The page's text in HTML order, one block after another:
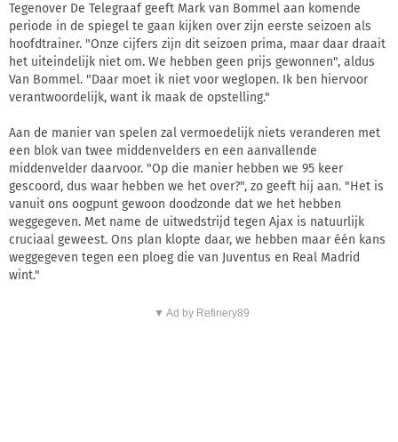
Tegenover De Telegraaf geeft Mark van Bommel aan komende
periode in de spiegel te gaan kijken over zijn eerste seizoen als
hoofdtrainer. "Onze cijfers zijn dit seizoen prima, maar daar draait
het uiteindelijk niet om. We hebben geen prijs gewonnen", aldus
Van Bommel. "Daar moet ik niet voor weglopen. Ik ben hiervoor
verantwoordelijk, want ik maak de opstelling."
Aan de manier van spelen zal vermoedelijk niets veranderen met
een blok van twee middenvelders en een aanvallende
middenvelder daarvoor. "Op die manier hebben we 95 keer
gescoord, dus waar hebben we het over?", zo geeft hij aan. "Het is
vanuit ons oogpunt gewoon doodzonde dat we het hebben
weggegeven. Met name de uitwedstrijd tegen Ajax is natuurlijk
cruciaal geweest. Ons plan klopte daar, we hebben maar één kans
weggegeven tegen een ploeg die van Juventus en Real Madrid
wint."
▼ Ad by Refinery89